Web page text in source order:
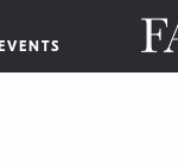
EVENTS